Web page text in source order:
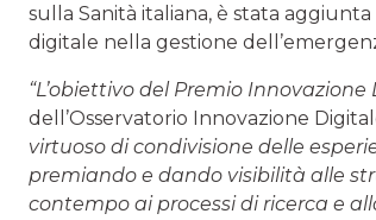
sulla Sanità italiana, è stata
digitale nella gestione
“L’obiettivo del Premio
dell’Osservatorio Innovazione
virtuoso di condivisione delle
premiando e dando visibilità alle
contempo ai processi di ricerca e